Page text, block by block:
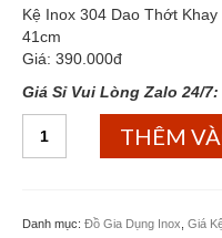
Kệ Inox 304 Dao Thớt
41cm
Giá: 390.000đ
Giá Sỉ Vui Lòng Zalo 24/7:
Inox
THÊM
Danh mục: Đồ Gia Dụng Inox Giá